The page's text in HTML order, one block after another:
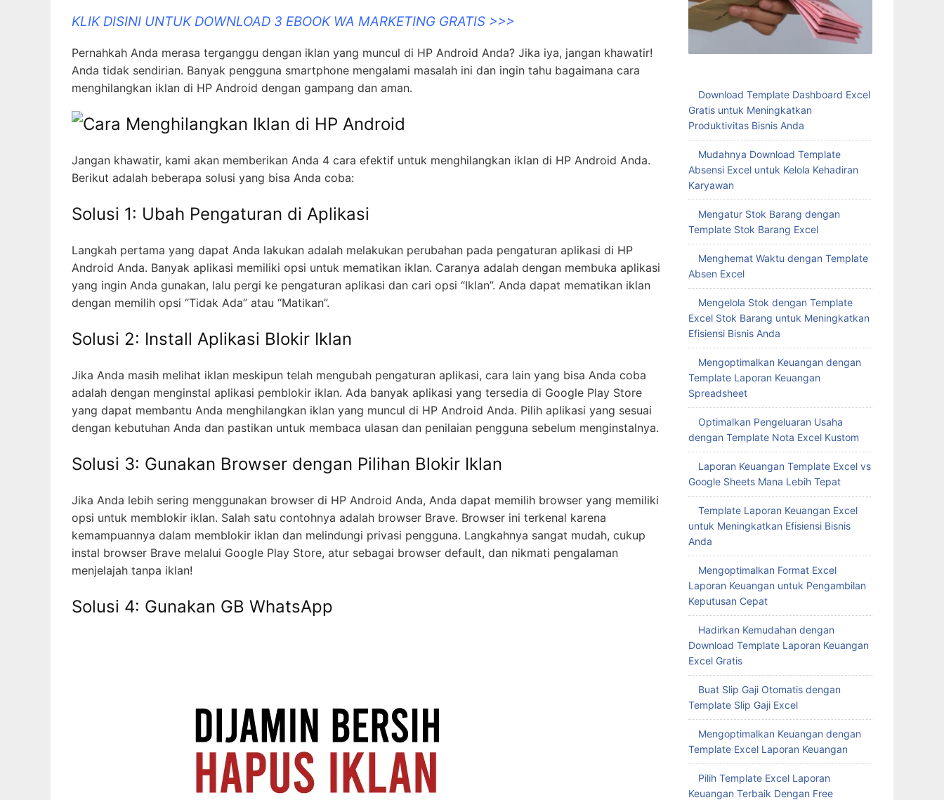
KLIK DISINI UNTUK DOWNLOAD 3 EBOOK WA MARKETING GRATIS >>>
Pernahkah Anda merasa terganggu dengan iklan yang muncul di HP Android Anda? Jika iya, jangan khawatir!
Anda tidak sendirian. Banyak pengguna smartphone mengalami masalah ini dan ingin tahu bagaimana cara
menghilangkan iklan di HP Android dengan gampang dan aman.
Jangan khawatir, kami akan memberikan Anda 4 cara efektif untuk menghilangkan iklan di HP Android Anda.
Berikut adalah beberapa solusi yang bisa Anda coba:
Solusi 1: Ubah Pengaturan di Aplikasi
Langkah pertama yang dapat Anda lakukan adalah melakukan perubahan pada pengaturan aplikasi di HP
Android Anda. Banyak aplikasi memiliki opsi untuk mematikan iklan. Caranya adalah dengan membuka aplikasi
yang ingin Anda gunakan, lalu pergi ke pengaturan aplikasi dan cari opsi “Iklan”. Anda dapat mematikan iklan
dengan memilih opsi “Tidak Ada” atau “Matikan”.
Solusi 2: Install Aplikasi Blokir Iklan
Jika Anda masih melihat iklan meskipun telah mengubah pengaturan aplikasi, cara lain yang bisa Anda coba
adalah dengan menginstal aplikasi pemblokir iklan. Ada banyak aplikasi yang tersedia di Google Play Store
yang dapat membantu Anda menghilangkan iklan yang muncul di HP Android Anda. Pilih aplikasi yang sesuai
dengan kebutuhan Anda dan pastikan untuk membaca ulasan dan penilaian pengguna sebelum menginstalnya.
Solusi 3: Gunakan Browser dengan Pilihan Blokir Iklan
Jika Anda lebih sering menggunakan browser di HP Android Anda, Anda dapat memilih browser yang memiliki
opsi untuk memblokir iklan. Salah satu contohnya adalah browser Brave. Browser ini terkenal karena
kemampuannya dalam memblokir iklan dan melindungi privasi pengguna. Langkahnya sangat mudah, cukup
instal browser Brave melalui Google Play Store, atur sebagai browser default, dan nikmati pengalaman
menjelajah tanpa iklan!
Solusi 4: Gunakan GB WhatsApp
Download Template Dashboard Excel
Gratis untuk Meningkatkan
Produktivitas Bisnis Anda
Mudahnya Download Template
Absensi Excel untuk Kelola Kehadiran
Karyawan
Mengatur Stok Barang dengan
Template Stok Barang Excel
Menghemat Waktu dengan Template
Absen Excel
Mengelola Stok dengan Template
Excel Stok Barang untuk Meningkatkan
Efisiensi Bisnis Anda
Mengoptimalkan Keuangan dengan
Template Laporan Keuangan
Spreadsheet
Optimalkan Pengeluaran Usaha
dengan Template Nota Excel Kustom
Laporan Keuangan Template Excel vs
Google Sheets Mana Lebih Tepat
Template Laporan Keuangan Excel
untuk Meningkatkan Efisiensi Bisnis
Anda
Mengoptimalkan Format Excel
Laporan Keuangan untuk Pengambilan
Keputusan Cepat
Hadirkan Kemudahan dengan
Download Template Laporan Keuangan
Excel Gratis
Buat Slip Gaji Otomatis dengan
Template Slip Gaji Excel
Mengoptimalkan Keuangan dengan
Template Excel Laporan Keuangan
Pilih Template Excel Laporan
Keuangan Terbaik Dengan Free